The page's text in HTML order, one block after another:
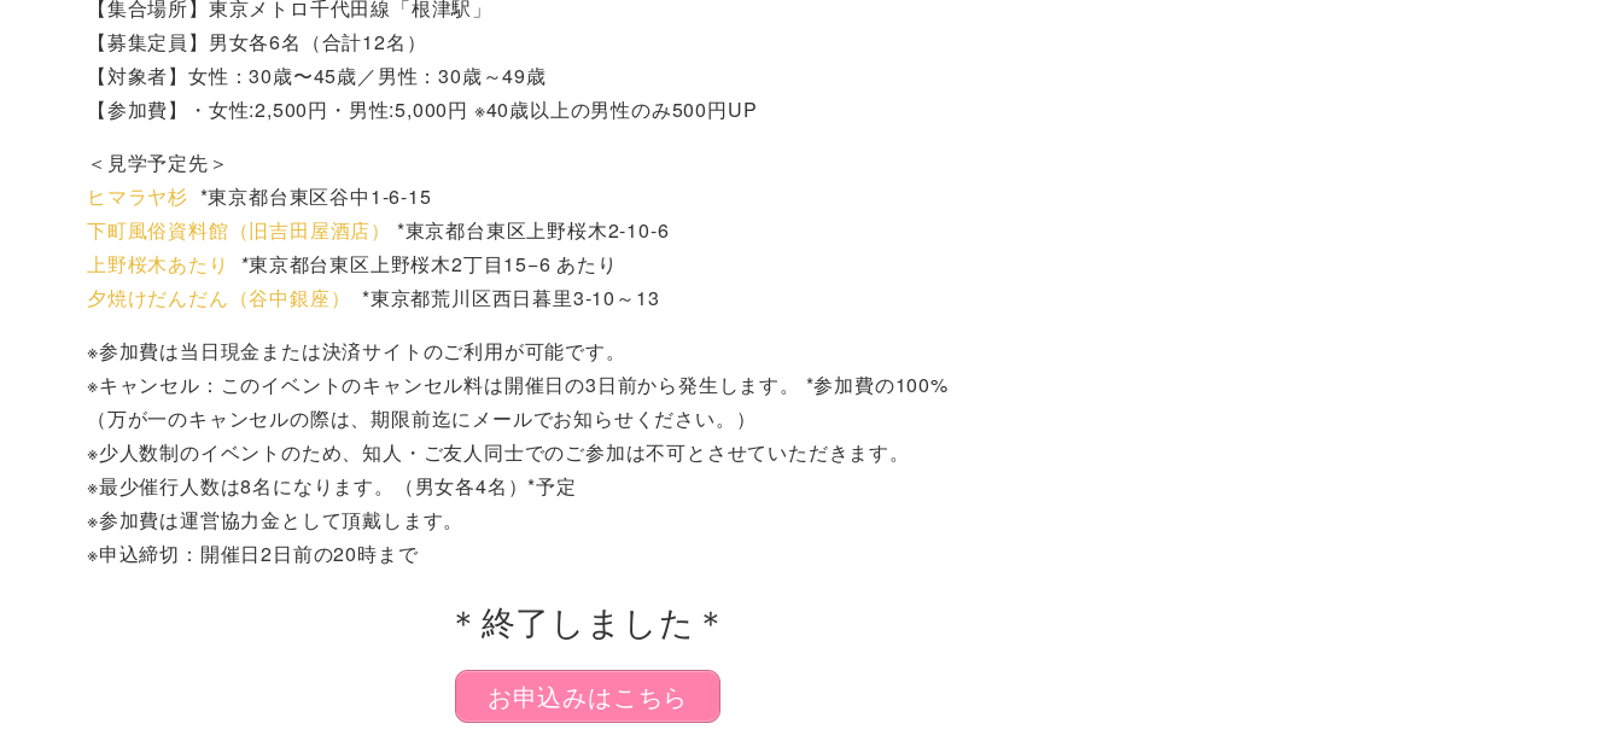
【集合場所】東京メトロ千代田線「根津駅」
【募集定員】男女各6名（合計12名）
【対象者】女性：30歳〜45歳／男性：30歳～49歳
【参加費】・女性:2,500円・男性:5,000円 ※40歳以上の男性のみ500円UP
＜見学予定先＞
ヒマラヤ杉 *東京都台東区谷中1-6-15
下町風俗資料館（旧吉田屋酒店）
*東京都台東区上野桜木2-10-6
上野桜木あたり
*東京都台東区上野桜木2丁目15−6 あたり
夕焼けだんだん（谷中銀座）
*東京都荒川区西日暮里3-10～13
※参加費は当日現金または決済サイトのご利用が可能です。
※キャンセル：このイベントのキャンセル料は開催日の3日前から発生します。 *参加費の100%
（万が一のキャンセルの際は、期限前迄にメールでお知らせください。）
※少人数制のイベントのため、知人・ご友人同士でのご参加は不可とさせていただきます。
※最少催行人数は8名になります。（男女各4名）*予定
※参加費は運営協力金として頂戴します。
※申込締切：開催日2日前の20時まで
＊終了しました＊
お申込みはこちら